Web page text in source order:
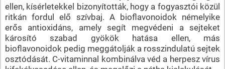
ellen, kísérletekkel bizonyították, hogy a fogyasztói közül
ritkán fordul elő szívbaj. A bioflavonoidok némelyike
erős antioxidáns, amely segít megvédeni a sejteket
károsító szabad gyökök hatása ellen, más
bioflavonoidok pedig meggátolják a rosszindulatú sejtek
osztódását. C-vitaminnal kombinálva véd a herpesz vírus